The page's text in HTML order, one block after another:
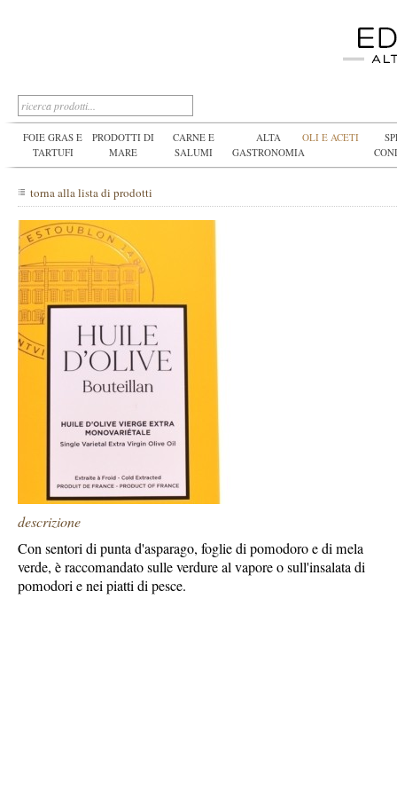
FOIE GRAS E
TARTUFI
PRODOTTI DI
MARE
CARNE E
SALUMI
ALTA
GASTRONOMIA
OLI E ACETI
torna alla lista di prodotti
descrizione
Con sentori di punta d'asparago, foglie di pomodoro e di mela
verde, è raccomandato sulle verdure al vapore o sull'insalata di
pomodori e nei piatti di pesce.